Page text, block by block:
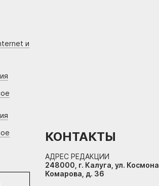
и
КОНТАКТЫ
АДРЕС РЕДАКЦИИ
248000, г. Калуга, ул.
Комарова, д. 36